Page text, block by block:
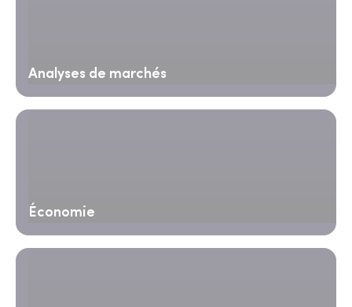
Analyses de marchés
Économie